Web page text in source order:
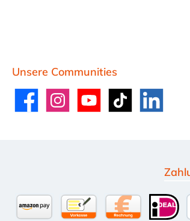
Unsere Communities
FacebookInstagramYouTube TikTok LinkedIn